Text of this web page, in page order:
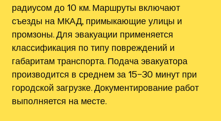
радиусом до 10 км. Маршруты включают
съезды на МКАД, примыкающие улицы и
промзоны. Для эвакуации применяется
классификация по типу повреждений и
габаритам транспорта. Подача эвакуатора
производится в среднем за 15–30 минут при
городской загрузке. Документирование работ
выполняется на месте.